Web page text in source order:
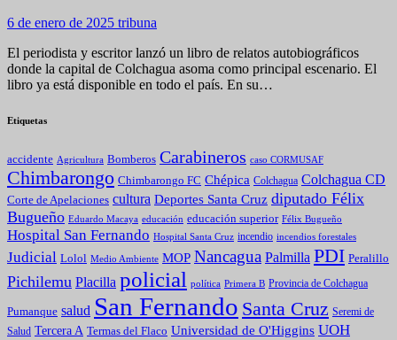
6 de enero de 2025 tribuna
El periodista y escritor lanzó un libro de relatos autobiográficos
donde la capital de Colchagua asoma como principal escenario. El
libro ya está disponible en todo el país. En su…
Etiquetas
accidente Agricultura Bomberos Carabineros caso CORMUSAF
Chimbarongo Chimbarongo FC Chépica Colchagua Colchagua CD
Corte de Apelaciones cultura Deportes Santa Cruz diputado Félix
Bugueño Eduardo Macaya educación educación superior Félix Bugueño
Hospital San Fernando Hospital Santa Cruz incendio incendios forestales
Judicial Lolol Medio Ambiente MOP Nancagua Palmilla PDI Peralillo
Pichilemu Placilla policial política Primera B Provincia de Colchagua
Pumanque salud San Fernando Santa Cruz Seremi de
Salud Tercera A Termas del Flaco Universidad de O'Higgins UOH